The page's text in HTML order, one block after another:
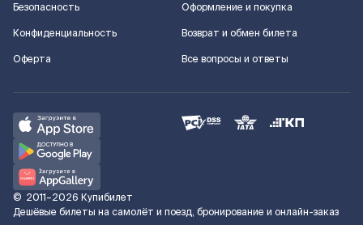
Безопасность
Конфиденциальность
Оферта
Оформление и покупка
Возврат и обмен билета
Все вопросы и ответы
© 2011–2026 Купибилет
Дешёвые билеты на самолёт и поезд, бронирование и онлайн-заказ